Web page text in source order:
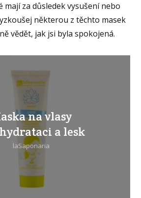
mají za důsledek vysušení nebo
některou z těchto masek
vědět, jak jsi byla spokojená.
na vlasy
a lesk
laSaponaria